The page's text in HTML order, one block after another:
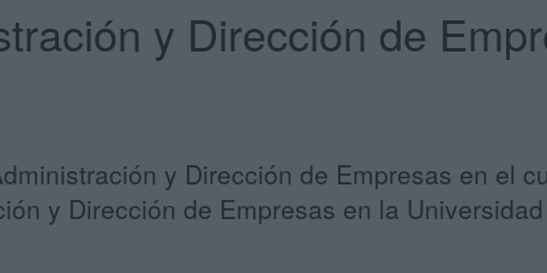
y Dirección de
y Dirección de Empresas en el
y Dirección de Empresas en la